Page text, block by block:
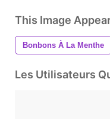
This Image
Bonbons À La Menthe
Les Utilisateurs